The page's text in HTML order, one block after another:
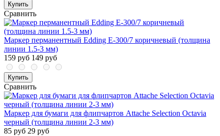
Купить
Сравнить
Маркер перманентный Edding E-300/7 коричневый (толщина
линии 1.5-3 мм)
159 руб 149 руб
Купить
Сравнить
Маркер для бумаги для флипчартов Attache Selection Octavia
черный (толщина линии 2-3 мм)
85 руб 29 руб